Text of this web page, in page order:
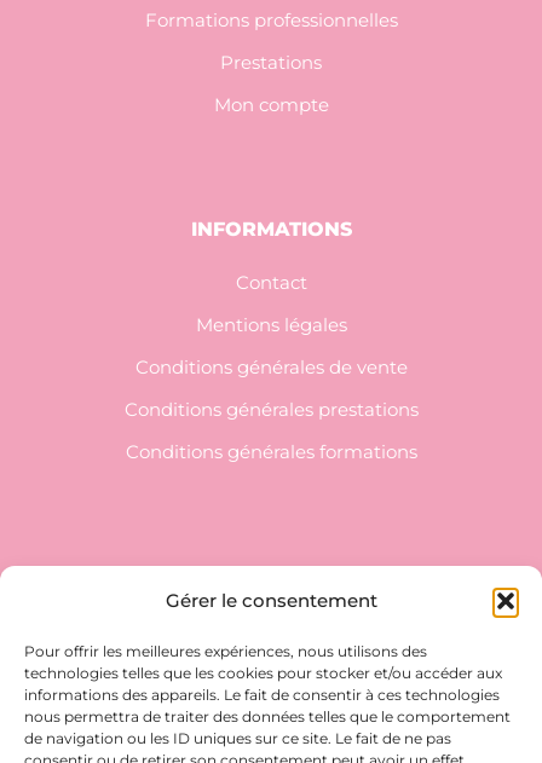
Gérer le consentement
Pour offrir les meilleures expériences, nous utilisons des
technologies telles que les cookies pour stocker et/ou accéder aux
informations des appareils. Le fait de consentir à ces technologies
nous permettra de traiter des données telles que le comportement
de navigation ou les ID uniques sur ce site. Le fait de ne pas
Formations professionnelles
Prestations
Mon compte
INFORMATIONS
Contact
Mentions légales
Conditions générales de vente
Conditions générales prestations
Conditions générales formations
E-MAIL*